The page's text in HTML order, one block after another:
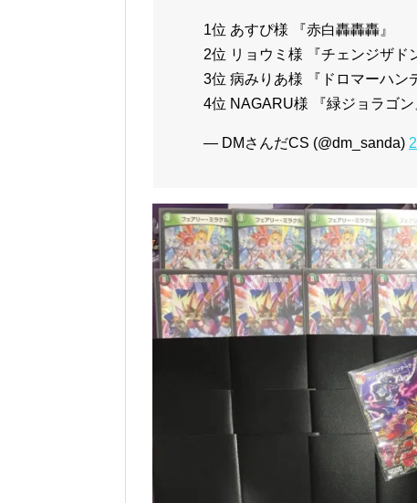
1位 あすぴ様 『赤白轟轟轟』
2位 リョウミ様 『チェンジザド
3位 病みりあ様 『ドロマーハン
4位 NAGARU様 『緑ジョラゴン
— DMさんだCS (@dm_sanda)